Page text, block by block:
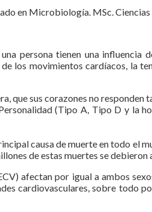
Microbiología. MSc. Ciencias
persona tienen una
los movimientos cardíacos, la
que sus corazones no
(Tipo A, Tipo D y la
causa de muerte en todo el
de estas muertes se
afectan por igual a ambos
cardiovasculares, sobre todo